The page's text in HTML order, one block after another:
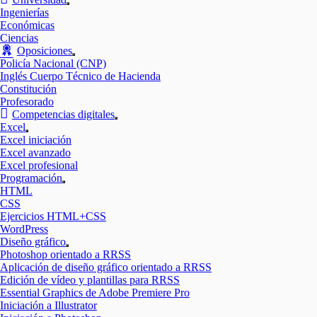
Mostrar
Ingenierías
Económicas
Ciencias
Oposiciones
Mostrar
el
submenú
Policía Nacional (CNP)
Inglés Cuerpo Técnico de Hacienda
Constitución
Profesorado
Competencias digitales
Mostrar
Excel
Mostrar
el
submenú
Excel iniciación
Excel avanzado
Excel profesional
Programación
Mostrar
HTML
CSS
Ejercicios HTML+CSS
WordPress
Diseño gráfico
Mostrar
el
submenú
Photoshop orientado a RRSS
Aplicación de diseño gráfico orientado a RRSS
Edición de vídeo y plantillas para RRSS
Essential Graphics de Adobe Premiere Pro
Iniciación a Illustrator